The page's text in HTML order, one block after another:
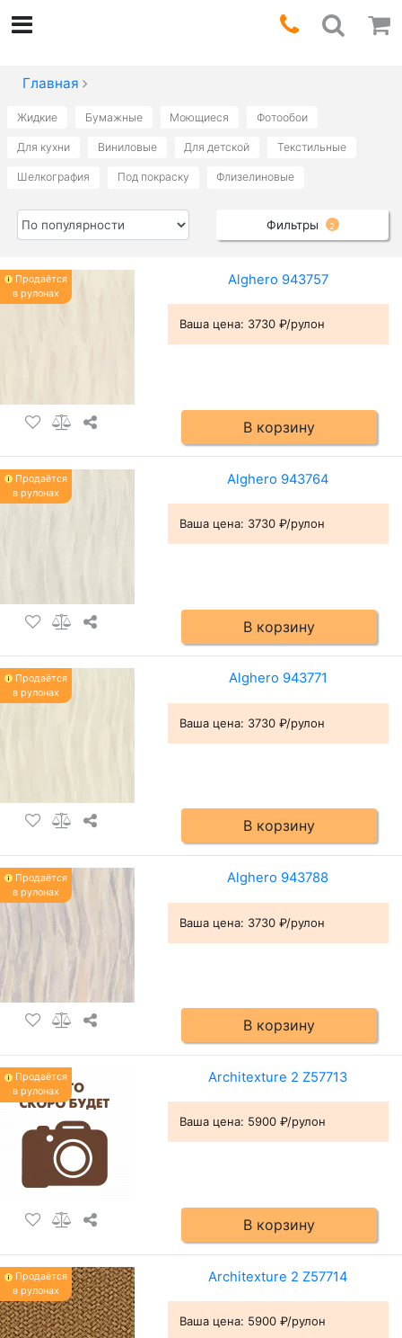
Главная
Жидкие Бумажные Моющиеся Фотообои
Для кухни Виниловые Для детской Текстильные
Шелкография Под покраску Флизелиновые
Фильтры 2
Продаётся
в рулонах
Alghero 943757
Ваша цена: 3730 ₽/рулон
В корзину
Продаётся
в рулонах
Alghero 943764
Ваша цена: 3730 ₽/рулон
В корзину
Продаётся
в рулонах
Alghero 943771
Ваша цена: 3730 ₽/рулон
В корзину
Продаётся
в рулонах
Alghero 943788
Ваша цена: 3730 ₽/рулон
В корзину
Продаётся
в рулонах
Architexture 2 Z57713
Ваша цена: 5900 ₽/рулон
В корзину
Продаётся
в рулонах
Architexture 2 Z57714
Ваша цена: 5900 ₽/рулон